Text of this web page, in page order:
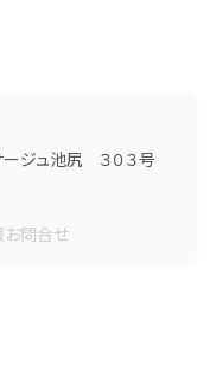
ジュ池尻 ３０３号
お問合せ